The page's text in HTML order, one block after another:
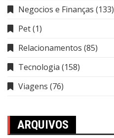
Negocios e Finanças (133)
Pet(1)
Relacionamentos (85)
Tecnologia (158)
Viagens (76)
ARQUIVOS